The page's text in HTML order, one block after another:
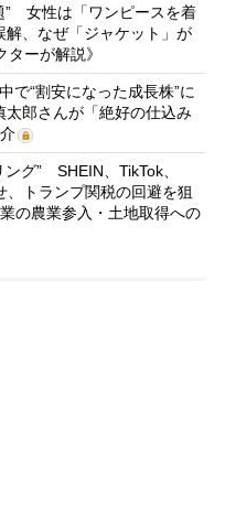
” 女性は「ワンピースを着
、なぜ「ジャケット」が
ーが解説》
で“割安になった成長株”に
郎さんが「絶好の仕込み
グ” SHEIN、TikTok、
トランプ関税の回避を狙
の農業参入・土地取得への